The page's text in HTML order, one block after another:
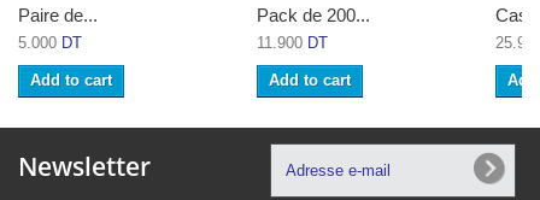
Paire de...
5.000 DT
Add to cart
Pack de 200...
11.900 DT
Add to cart
Newsletter